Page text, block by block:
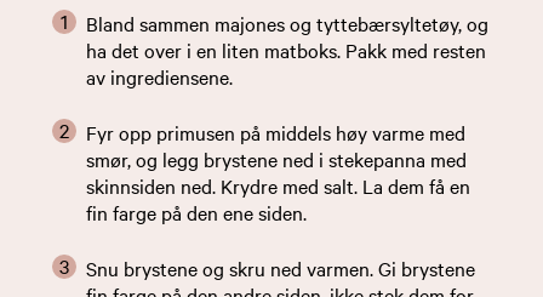
Bland sammen majones og tyttebærsyltetøy, og
ha det over i en liten matboks. Pakk med resten
av ingrediensene.
Fyr opp primusen på middels høy varme med
smør, og legg brystene ned i stekepanna med
skinnsiden ned. Krydre med salt. La dem få en
fin farge på den ene siden.
Snu brystene og skru ned varmen. Gi brystene